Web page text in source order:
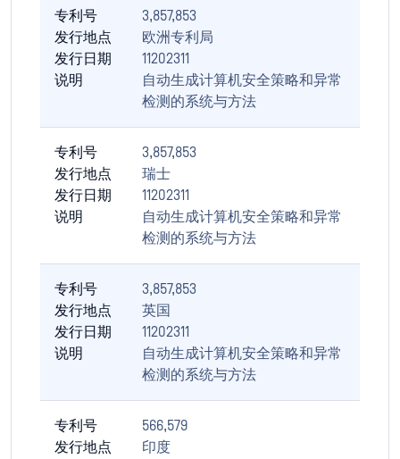
专利号
3,857,853
发行地点
欧洲专利局
发行日期
11202311
说明
自动生成计算机安全策略和异常
检测的系统与方法
专利号
3,857,853
发行地点
瑞士
发行日期
11202311
说明
自动生成计算机安全策略和异常
检测的系统与方法
专利号
3,857,853
发行地点
英国
发行日期
11202311
说明
自动生成计算机安全策略和异常
检测的系统与方法
专利号
566,579
发行地点
印度